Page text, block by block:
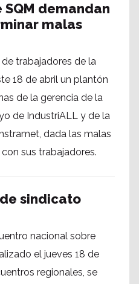
demandan
malas
trabajadores de la
18 de abril un plantón
de la gerencia de la
de IndustriALL y de la
dada las malas
sus trabajadores.
sindicato
nacional sobre
el jueves 18 de
regionales, se